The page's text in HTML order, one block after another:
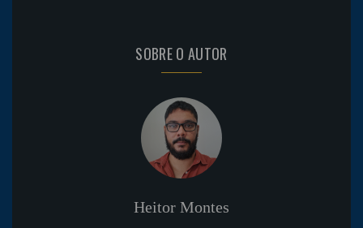
SOBRE O AUTOR
Heitor Montes